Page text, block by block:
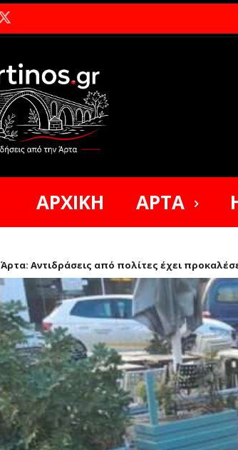
ΑΡΧΙΚΗ ΑΡΤΑ
Άρτα: Αντιδράσεις από πολίτες έχει